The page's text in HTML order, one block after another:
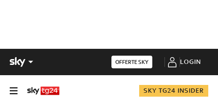
OFFERTE SKY LOGIN
SKY TG24 INSIDER